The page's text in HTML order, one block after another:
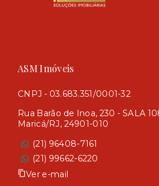
ASM Imóveis
CNPJ - 03.683.351/0001-32
Rua Barão de Inoa, 230 - SALA
Maricá/RJ, 24901-010
(21) 96408-7161
(21) 99662-6220
Ver e-mail